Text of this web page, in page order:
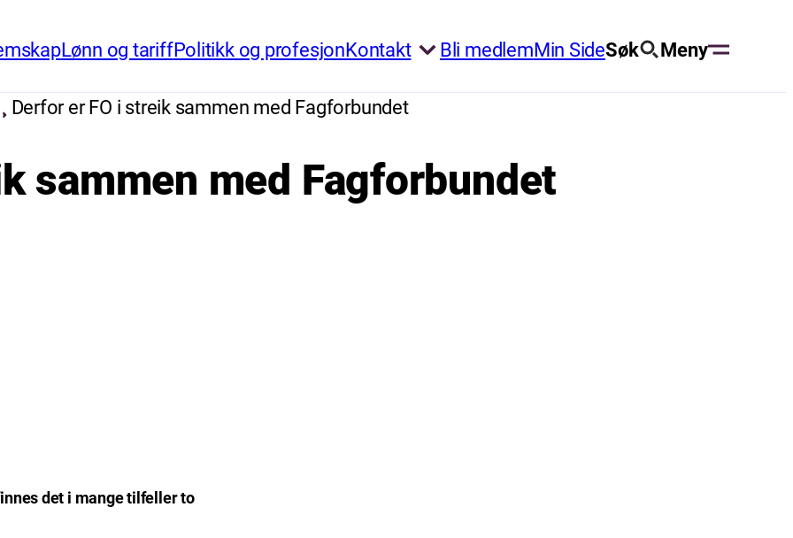
Lønn og tariffPolitikk og profesjonKontakt Bli medlemMin SideSøk Meny
Derfor er FO i streik sammen med Fagforbundet
sammen med Fagforbundet
det i mange tilfeller to